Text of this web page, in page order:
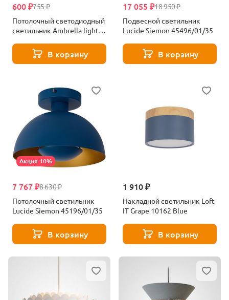
755 ₽
600 ₽
Потолочный светодиодный
светильник Ambrella light
В корзину
18 950 ₽
17 055 ₽
Подвесной светильник
Lucide Siemon 45496/01/35
В корзину
Акция 10%
8 630 ₽
7 767 ₽
Потолочный светильник
Lucide Siemon 45196/01/35
В корзину
1 910 ₽
Накладной светильник Loft
IT Grape 10162 Blue
В корзину